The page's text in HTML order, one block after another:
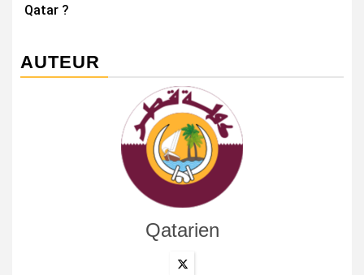
Qatar ?
AUTEUR
Qatarien